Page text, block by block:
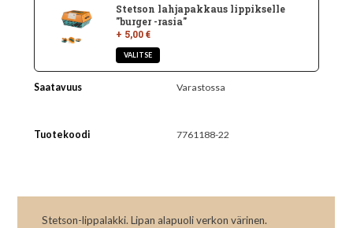
Stetson lahjapakkaus lippikselle
"burger -rasia"
+ 5,00 €
Saatavuus Varastossa
Tuotekoodi 7761188-22
Stetson-lippalakki. Lipan alapuoli verkon värinen.